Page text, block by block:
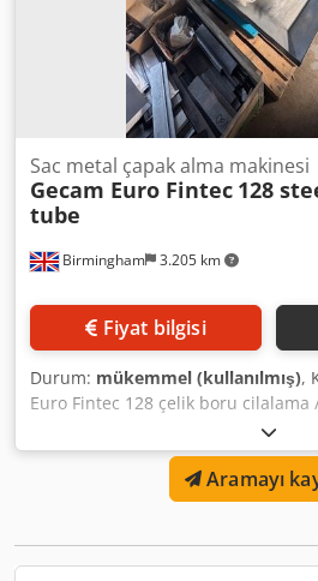
Birmingham 3.205 km
Sac metal çapak alma makinesi
Gecam Euro Fintec 128
tube
Fiyat bilgisi
Durum: mükemmel (kullanılmış),
Euro Fintec 128 çelik boru cilalama
parlatma makinesi satılık Fintec
makinesi satılık Çelik borularınızla
görüntülenebilir Crsdpewbh Dyjfx
Aramayı